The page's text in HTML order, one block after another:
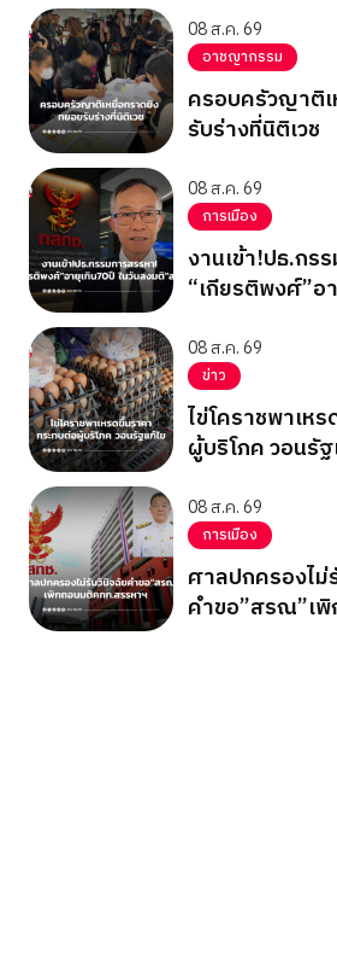
08 ส.ค. 69
อาชญากรรม
ครอบครัวญาติ
รับร่างที่นิติเวช
08 ส.ค. 69
การเมือง
งานเข้า!ปธ.กร
“เกียรติพงศ์”อ
08 ส.ค. 69
ข่าว
ไข่โคราชพาเห
ผู้บริโภค วอนรั
08 ส.ค. 69
การเมือง
ศาลปกครองไม่
คำขอ”สรณ”เ